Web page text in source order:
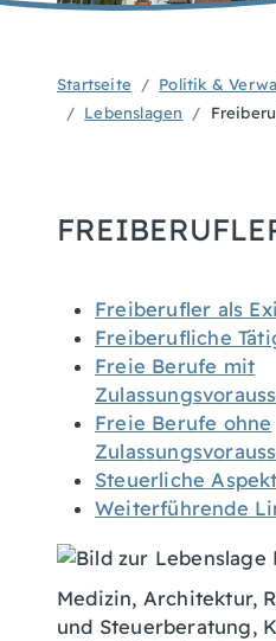
Startseite Politik &
Lebenslagen
Freiberufler als
Freiberufliche
Freie Berufe mit
Freie Berufe ohne
Steuerliche
Weiterführende
Medizin, Architektur,
und Steuerberatung,